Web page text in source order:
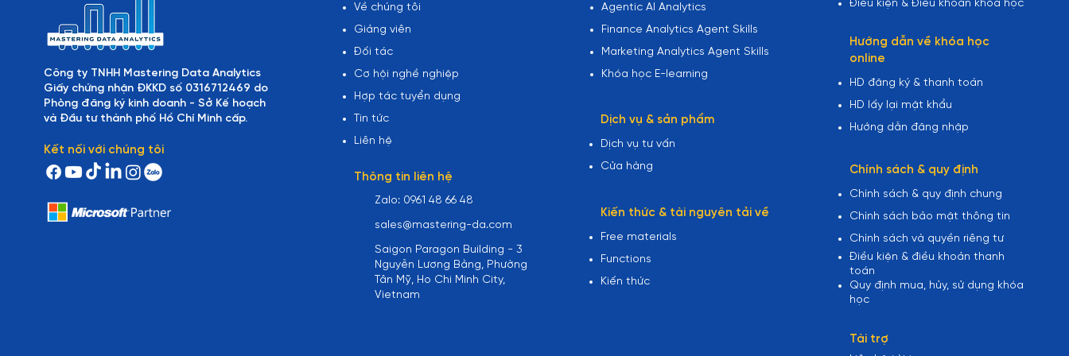
Công ty TNHH Mastering Data Analytics
Giấy chứng nhận ĐKKD số 0316712469 do
Phòng đăng ký kinh doanh - Sở Kế hoạch
và Đầu tư thành phố Hồ Chí Minh cấp.
Kết nối với chúng tôi
Về chúng tôi
Giảng viên
Đối tác
Cơ hội nghề nghiệp
Hợp tác tuyển dụng
Tin tức
Liên hệ
Thông tin liên hệ
Zalo: 0961 48 66 48
sales@mastering-da.com
Saigon Paragon Building - 3
Nguyễn Lương Bằng, Phường
Tân Mỹ, Ho Chi Minh City,
Vietnam
Agentic AI Analytics
Finance Analytics Agent Skills
Marketing Analytics Agent Skills
Khóa học E-learning
Dịch vụ & sản phẩm
Dịch vụ tư vấn
Cửa hàng
Kiến thức & tài nguyên tải về
Free materials
Functions
Kiến thức
Điều kiện & Điều khoản khóa học
Hướng dẫn về khóa học
online
HD đăng ký & thanh toán
HD lấy lại mật khẩu
Hướng dẫn đăng nhập
Chính sách & quy định
Chính sách & quy định chung
Chính sách bảo mật thông tin
Chính sách và quyền riêng tư
Điều kiện & điều khoản thanh
toán
Quy định mua, hủy, sử dụng khóa
học
Tài trợ